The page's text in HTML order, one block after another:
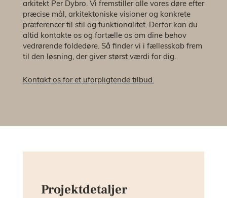
arkitekt Per Dybro. Vi fremstiller alle vores døre efter
præcise mål, arkitektoniske visioner og konkrete
præferencer til stil og funktionalitet. Derfor kan du
altid kontakte os og fortælle os om dine behov
vedrørende foldedøre. Så finder vi i fællesskab frem
til den løsning, der giver størst værdi for dig.
Kontakt os for et uforpligtende tilbud.
Projektdetaljer